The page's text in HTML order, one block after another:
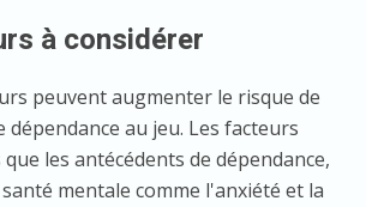
à considérer
peuvent augmenter le risque de
dépendance au jeu. Les facteurs
les antécédents de dépendance,
mentale comme l'anxiété et la